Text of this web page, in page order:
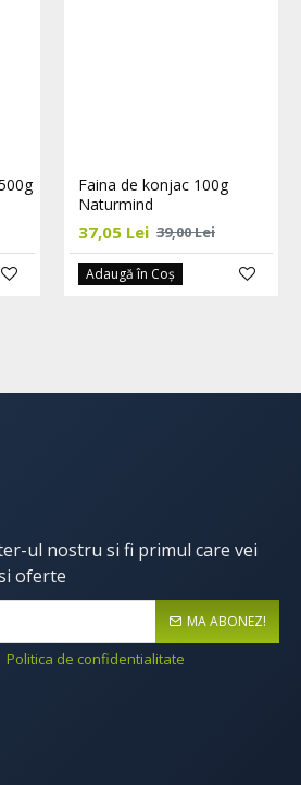
Faina de konjac 100g
Naturmind
37,05 Lei 39,00 Lei
Adaugă în Coş
ul nostru si fi primul care vei
oferte
MA ABONEZ!
Politica de confidentialitate